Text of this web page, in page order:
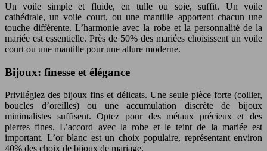
Un voile simple et fluide, en tulle ou soie, suffit. Un voile
cathédrale, un voile court, ou une mantille apportent chacun une
touche différente. L’harmonie avec la robe et la personnalité de la
mariée est essentielle. Près de 50% des mariées choisissent un voile
court ou une mantille pour une allure moderne.
Bijoux: finesse et élégance
Privilégiez des bijoux fins et délicats. Une seule pièce forte (collier,
boucles d’oreilles) ou une accumulation discrète de bijoux
minimalistes suffisent. Optez pour des métaux précieux et des
pierres fines. L’accord avec la robe et le teint de la mariée est
important. L’or blanc est un choix populaire, représentant environ
40% des choix de bijoux de mariage.